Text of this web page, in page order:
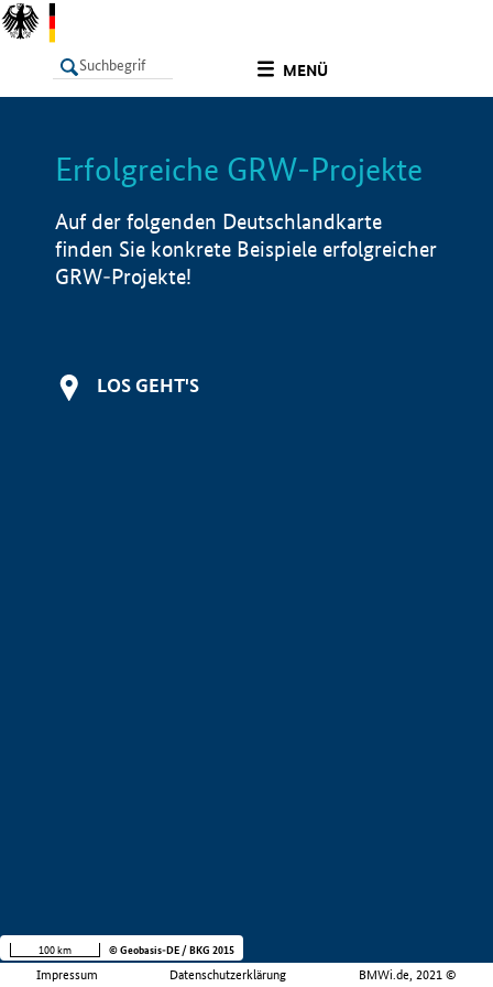
MENÜ
LISTE Info
Erfolgreiche GRW-Projekte
Auf der folgenden Deutschlandkarte
finden Sie konkrete Beispiele erfolgreicher
GRW-Projekte!
LOS GEHT'S
Impressum Datenschutzerklärung BMWi.de, 2021 ©
100 km © Geobasis-DE / BKG 2015